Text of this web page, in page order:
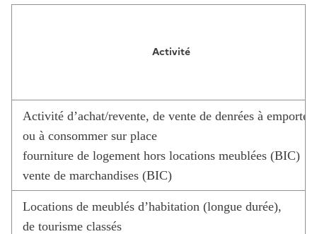
Activité
Activité d’achat/revente, de vente de denrées à
ou à consommer sur place
fourniture de logement hors locations meublées (BIC)
vente de marchandises (BIC)
Locations de meublés d’habitation (longue durée),
de tourisme classés